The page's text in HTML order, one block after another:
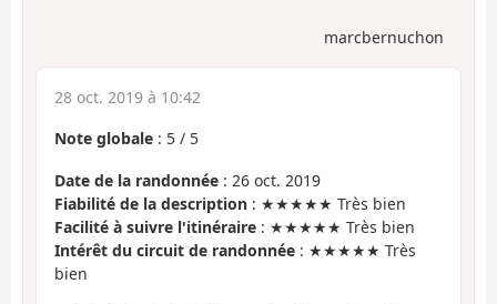
marcbernuchon
28 oct. 2019 à 10:42
Note globale : 5 / 5
Date de la randonnée : 26 oct. 2019
Fiabilité de la description : ★★★★★ Très bien
Facilité à suivre l'itinéraire : ★★★★★ Très bien
Intérêt du circuit de randonnée : ★★★★★ Très
bien